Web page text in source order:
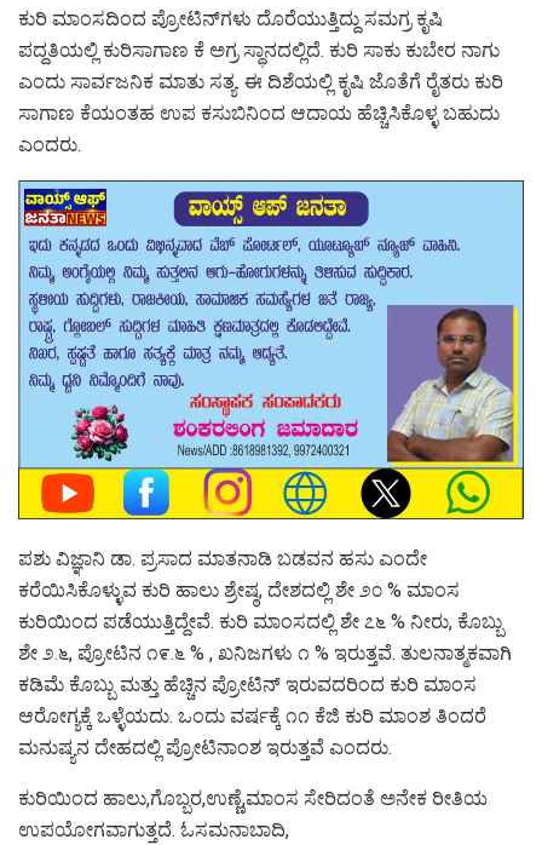
ಕುರಿ ಮಾಂಸದಿಂದ ಪ್ರೋಟಿನ್‌ಗಳು ದೊರೆಯುತ್ತಿದ್ದು ಸಮಗ್ರ ಕೃಷಿ
ಪದ್ದತಿಯಲ್ಲಿ ಕುರಿಸಾಗಾಣ ಕೆ ಅಗ್ರ ಸ್ಥಾನದಲ್ಲಿದೆ. ಕುರಿ ಸಾಕು ಕುಬೇರ ನಾಗು
ಎಂದು ಸಾರ್ವಜನಿಕ ಮಾತು ಸತ್ಯ. ಈ ದಿಶೆಯಲ್ಲಿ ಕೃಷಿ ಜೊತೆಗೆ ರೈತರು ಕುರಿ
ಸಾಗಾಣ ಕೆಯಂತಹ ಉಪ ಕಸುಬಿನಿಂದ ಆದಾಯ ಹೆಚ್ಚಿಸಿಕೊಳ್ಳ ಬಹುದು
ಎಂದರು.
ಪಶು ವಿಜ್ಞಾನಿ ಡಾ. ಪ್ರಸಾದ ಮಾತನಾಡಿ ಬಡವನ ಹಸು ಎಂದೇ
ಕರೆಯಿಸಿಕೊಳ್ಳುವ ಕುರಿ ಹಾಲು ಶ್ರೇಷ್ಠ, ದೇಶದಲ್ಲಿ ಶೇ ೨೦ % ಮಾಂಸ
ಕುರಿಯಿಂದ ಪಡೆಯುತ್ತಿದ್ದೇವೆ. ಕುರಿ ಮಾಂಸದಲ್ಲಿ ಶೇ ೭೬ % ನೀರು, ಕೊಬ್ಬು
ಶೇ ೨.೬, ಪ್ರೋಟಿನ ೧೯.೬ % , ಖನಿಜಗಳು ೧ % ಇರುತ್ತವೆ. ತುಲನಾತ್ಮಕವಾಗಿ
ಕಡಿಮೆ ಕೊಬ್ಬು ಮತ್ತು ಹೆಚ್ಚಿನ ಪ್ರೋಟಿನ್ ಇರುವದರಿಂದ ಕುರಿ ಮಾಂಸ
ಆರೋಗ್ಯಕ್ಕೆ ಒಳ್ಳೆಯದು. ಒಂದು ವರ್ಷಕ್ಕೆ ೧೧ ಕೆಜಿ ಕುರಿ ಮಾಂಶ ತಿಂದರೆ
ಮನುಷ್ಯನ ದೇಹದಲ್ಲಿ ಪ್ರೋಟಿನಾಂಶ ಇರುತ್ತವೆ ಎಂದರು.
ಕುರಿಯಿಂದ ಹಾಲು,ಗೊಬ್ಬರ,ಉಣ್ಣೆ,ಮಾಂಸ ಸೇರಿದಂತೆ ಅನೇಕ ರೀತಿಯ
ಉಪಯೋಗವಾಗುತ್ತದೆ. ಓಸಮನಾಬಾದಿ,